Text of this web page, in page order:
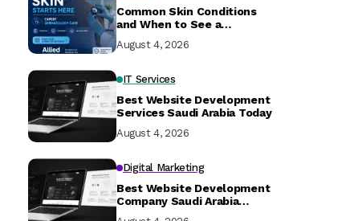
Common Skin Conditions
and When to See a
August 4, 2026
IT Services
Best Website Development
Services Saudi Arabia Today
August 4, 2026
Digital Marketing
Best Website Development
Company Saudi Arabia